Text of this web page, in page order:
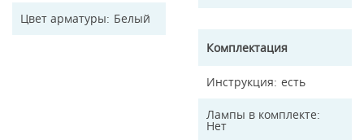
Цвет арматуры Белый
Комплектация
Инструкция есть
Лампы в комплекте
Нет